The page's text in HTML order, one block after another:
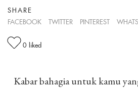
SHARE
FACEBOOK
TWITTER PINTEREST
0 liked
Kabar bahagia untuk kamu